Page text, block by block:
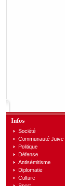
Infos
Société
Communauté Juive
Politique
Défense
Antisémitisme
Diplomatie
Culture